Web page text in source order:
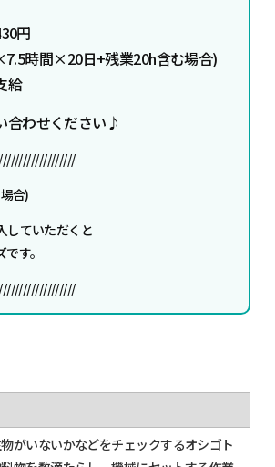
円
時間×20日+残業20h含む場合)
給
合わせください♪
合)
していただくと
す。
がいないかなどをチェックするオシゴト